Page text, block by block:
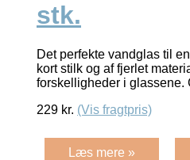
stk.
Det perfekte vandglas til
kort stilk og af fjerlet
forskelligheder i glassene.
229 kr. (Vis fragtpris)
Læs mere »